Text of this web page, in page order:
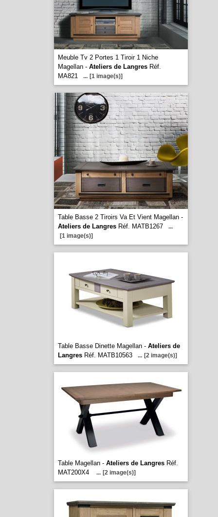
Meuble Tv 2 Portes 1 Tiroir 1 Niche
Magellan - Ateliers de LangresRéf.
MA821
... [1 image(s)]
Table Basse 2 Tiroirs Va Et Vient Magellan -
Ateliers de LangresRéf. MATB1267
...
[1 image(s)]
Table Basse Dinette Magellan - Ateliers de
LangresRéf. MATB10563 ... [2 image(s)]
Table Magellan - Ateliers de LangresRéf.
MAT200X4
... [2 image(s)]